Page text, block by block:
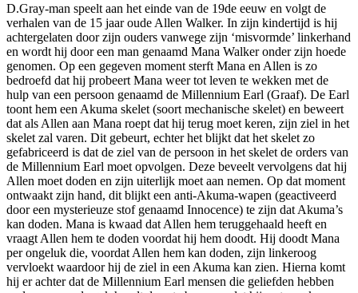
D.Gray-man speelt aan het einde van de 19de eeuw en volgt de
verhalen van de 15 jaar oude Allen Walker. In zijn kindertijd is hij
achtergelaten door zijn ouders vanwege zijn ‘misvormde’ linkerhand
en wordt hij door een man genaamd Mana Walker onder zijn hoede
genomen. Op een gegeven moment sterft Mana en Allen is zo
bedroefd dat hij probeert Mana weer tot leven te wekken met de
hulp van een persoon genaamd de Millennium Earl (Graaf). De Earl
toont hem een Akuma skelet (soort mechanische skelet) en beweert
dat als Allen aan Mana roept dat hij terug moet keren, zijn ziel in het
skelet zal varen. Dit gebeurt, echter het blijkt dat het skelet zo
gefabriceerd is dat de ziel van de persoon in het skelet de orders van
de Millennium Earl moet opvolgen. Deze beveelt vervolgens dat hij
Allen moet doden en zijn uiterlijk moet aan nemen. Op dat moment
ontwaakt zijn hand, dit blijkt een anti-Akuma-wapen (geactiveerd
door een mysterieuze stof genaamd Innocence) te zijn dat Akuma’s
kan doden. Mana is kwaad dat Allen hem teruggehaald heeft en
vraagt Allen hem te doden voordat hij hem doodt. Hij doodt Mana
per ongeluk die, voordat Allen hem kan doden, zijn linkeroog
vervloekt waardoor hij de ziel in een Akuma kan zien. Hierna komt
hij er achter dat de Millennium Earl mensen die geliefden hebben